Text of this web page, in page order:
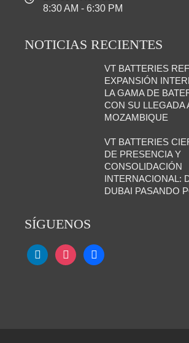
8:30 AM - 6:30 PM
NOTICIAS RECIENTES
VT BATTERIES
EXPANSIÓN
LA GAMA DE
CON SU LLEGADA
MOZAMBIQUE
VT BATTERIES
DE PRESENCIA Y
CONSOLIDACIÓN
INTERNACIONAL:
DUBAI PASANDO
SÍGUENOS